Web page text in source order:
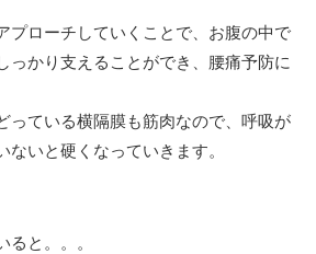
プローチしていくことで、お腹の中で
っかり支えることができ、腰痛予防に
っている横隔膜も筋肉なので、呼吸が
ないと硬くなっていきます。
ると。。。